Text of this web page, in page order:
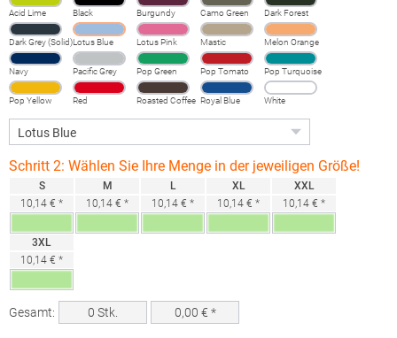
Acid Lime Black Burgundy Camo Green Dark Forest
Dark Grey (Solid)Lotus Blue Lotus Pink Mastic Melon Orange
Navy Pacific Grey Pop Green Pop Tomato Pop Turquoise
Pop Yellow Red Roasted Coffee Royal Blue White
Schritt 2: Wählen Sie Ihre Menge in der jeweiligen Größe!
S
10,14 € *
M
10,14 € *
L
10,14 € *
XL
10,14 € *
XXL
10,14 € *
3XL
10,14 € *
Gesamt: 0 Stk. 0,00 € *